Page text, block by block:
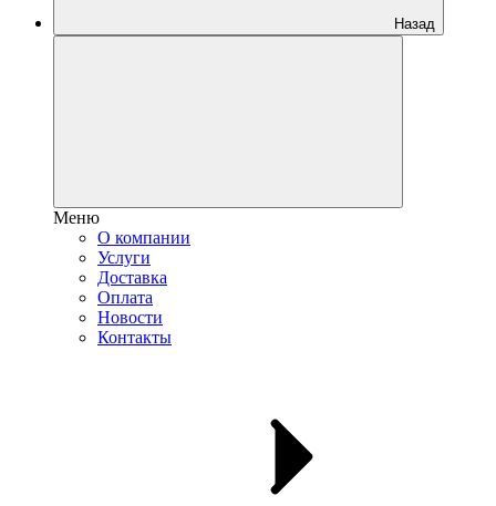
Назад
Меню
О компании
Услуги
Доставка
Оплата
Новости
Контакты